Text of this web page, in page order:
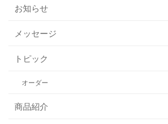
お知らせ
メッセージ
トピック
オーダー
商品紹介